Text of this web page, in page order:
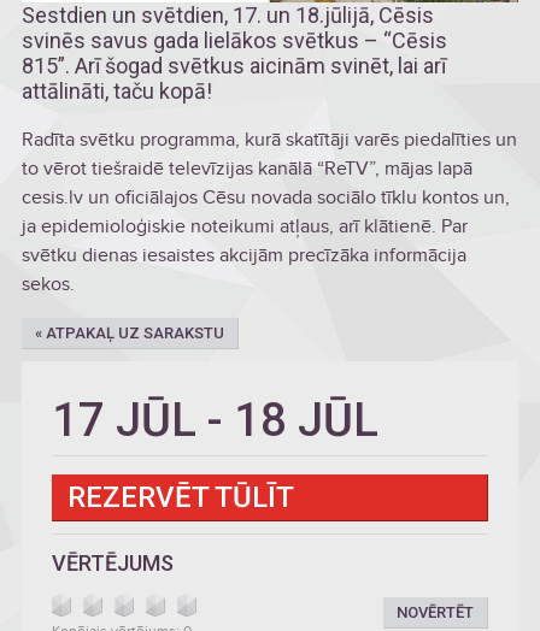
Sestdien un svētdien, 17. un 18.jūlijā, Cēsis
svinēs savus gada lielākos svētkus – “Cēsis
815”. Arī šogad svētkus aicinām svinēt, lai arī
attālināti, taču kopā!
Radīta svētku programma, kurā skatītāji varēs piedalīties un
to vērot tiešraidē televīzijas kanālā “ReTV”, mājas lapā
cesis.lv un oficiālajos Cēsu novada sociālo tīklu kontos un,
ja epidemioloģiskie noteikumi atļaus, arī klātienē. Par
svētku dienas iesaistes akcijām precīzāka informācija
sekos.
« ATPAKAĻ UZ SARAKSTU
17 JŪL - 18 JŪL
REZERVĒT TŪLĪT
VĒRTĒJUMS
NOVĒRTĒT